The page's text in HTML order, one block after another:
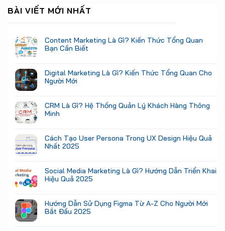
BÀI VIẾT MỚI NHẤT
Content Marketing Là Gì? Kiến Thức Tổng Quan
Bạn Cần Biết
Digital Marketing Là Gì? Kiến Thức Tổng Quan Cho
Người Mới
CRM Là Gì? Hệ Thống Quản Lý Khách Hàng Thông
Minh
Cách Tạo User Persona Trong UX Design Hiệu Quả
Nhất 2025
Social Media Marketing Là Gì? Hướng Dẫn Triển Khai
Hiệu Quả 2025
Hướng Dẫn Sử Dụng Figma Từ A-Z Cho Người Mới
Bắt Đầu 2025